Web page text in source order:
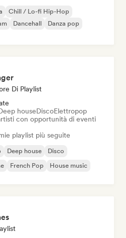
Chill / Lo-fi Hip-Hop
Dancehall
Danza pop
Di Playlist
houseDiscoElettropop
con opportunità di eventi
playlist più seguite
Deep house
Disco
French Pop House music